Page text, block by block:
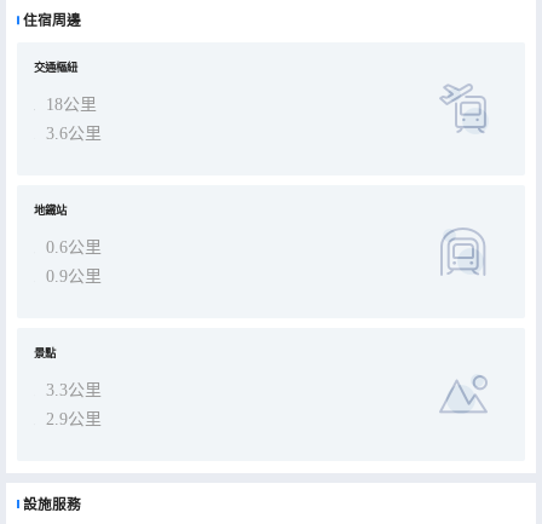
住宿周邊
交通樞紐
18公里
3.6公里
地鐵站
0.6公里
0.9公里
景點
3.3公里
2.9公里
設施服務